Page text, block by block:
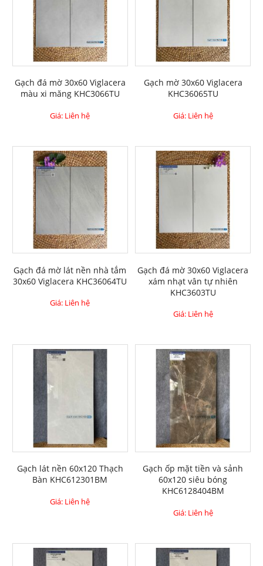
Gạch đá mờ 30x60 Viglacera
màu xi măng KHC3066TU
Giá: Liên hệ
Gạch mờ 30x60 Viglacera
KHC36065TU
Giá: Liên hệ
Gạch đá mờ lát nền nhà tắm
30x60 Viglacera KHC36064TU
Giá: Liên hệ
Gạch đá mờ 30x60 Viglacera
xám nhạt vân tự nhiên
KHC3603TU
Giá: Liên hệ
Gạch lát nền 60x120 Thạch
Bàn KHC612301BM
Giá: Liên hệ
Gạch ốp mặt tiền và sảnh
60x120 siêu bóng
KHC6128404BM
Giá: Liên hệ